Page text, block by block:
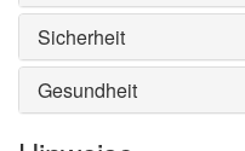
Sicherheit
Gesundheit